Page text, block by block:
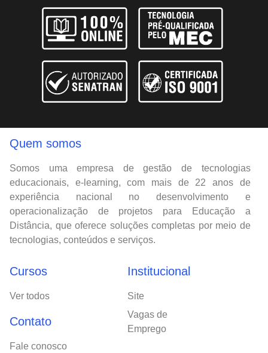
Quem somos
Somos uma empresa de gestão de tecnologias
educacionais, e-learning, com mais de 22 anos de
experiência nacional no desenvolvimento e
operacionalização de projetos para Educação a
Distância, que oferece soluções completas por meio de
tecnologias, conteúdos e serviços.
Cursos
Ver todos
Contato
Fale conosco
Institucional
Site
Vagas de
Emprego